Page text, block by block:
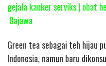
gejala kanker serviks | obat
Bajawa
Green tea sebagai teh hijau
Indonesia, namun baru